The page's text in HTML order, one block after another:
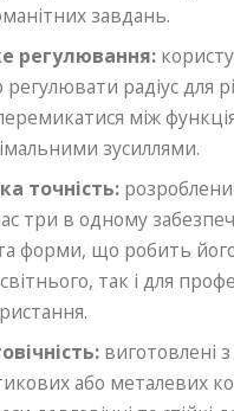
завдань.
регулювання:
регулювати радіус для
перемикатися між
зусиллями.
точність:
три в одному
та форми, що робить
так і для
виготовлені
або металевих